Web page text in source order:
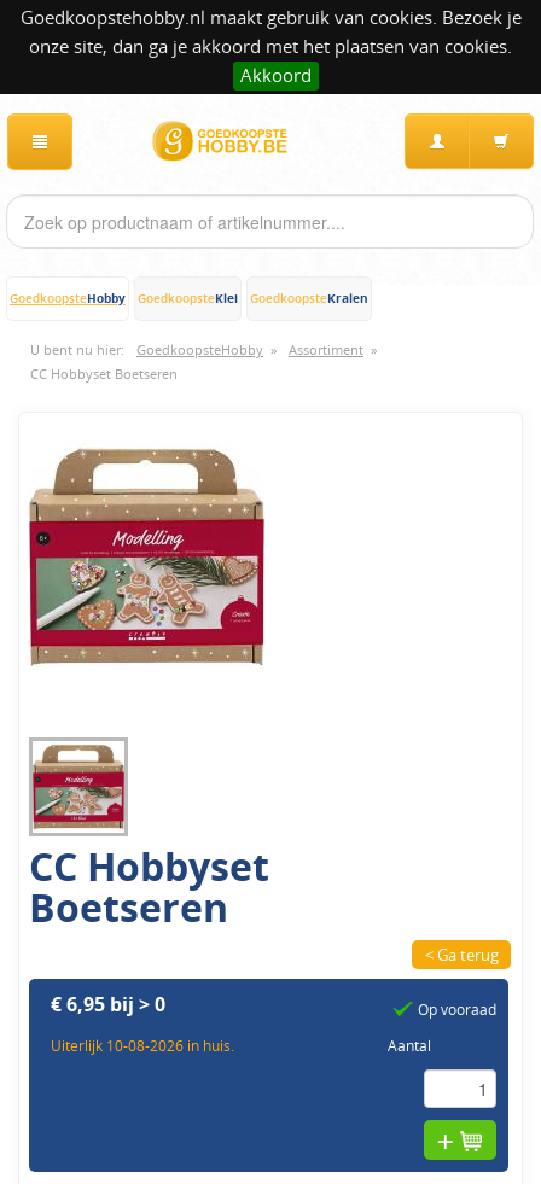
Goedkoopstehobby.nl maakt gebruik van cookies. Bezoek je
onze site, dan ga je akkoord met het plaatsen van cookies.
Akkoord
GoedkoopsteHobby GoedkoopsteKlei GoedkoopsteKralen
U bent nu hier: GoedkoopsteHobby » Assortiment »
CC Hobbyset Boetseren
CC Hobbyset
Boetseren
< Ga terug
€ 6,95 bij > 0
Uiterlijk 10-08-2026 in huis.
Op vooraad
Aantal